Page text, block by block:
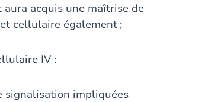
aura acquis une maîtrise de
cellulaire également ;
IV :
signalisation impliquées